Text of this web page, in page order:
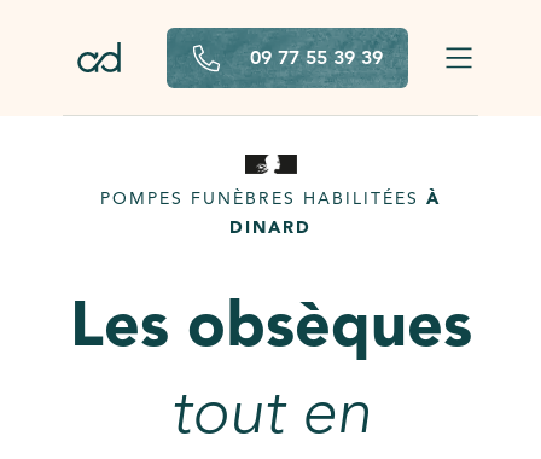
09 77 55 39 39
POMPES FUNÈBRES HABILITÉES À
DINARD
Les obsèques
tout en